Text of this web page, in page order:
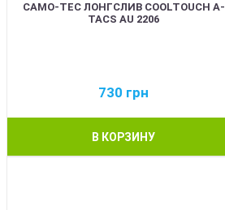
CAMO-TEC ЛОНГСЛИВ COOLTOUCH A-
TACS AU 2206
730 грн
В КОРЗИНУ